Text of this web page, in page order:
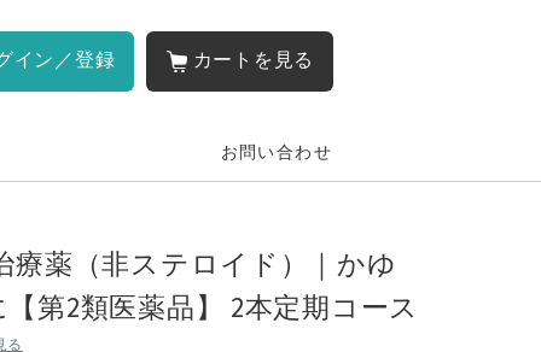
イン／登録 カートを見る
お問い合わせ
療薬（非ステロイド）｜かゆ
第2類医薬品】 2本定期コース
る